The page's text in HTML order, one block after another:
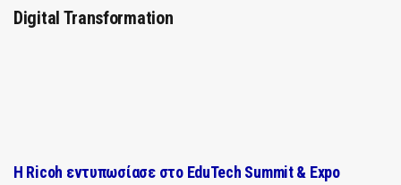
Digital Transformation
Η Ricoh εντυπωσίασε στο EduTech Summit & Expo